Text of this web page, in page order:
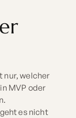
nur, welcher
MVP oder
es nicht